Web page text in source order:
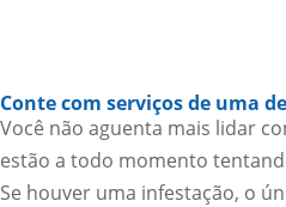
Conte com serviços de uma
Você não aguenta mais lidar
estão a todo momento
Se houver uma infestação, o